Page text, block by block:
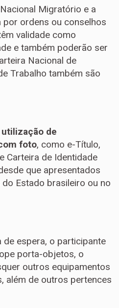
Migratório e a
ordens ou conselhos
validade como
e também poderão ser
Nacional de
Trabalho também são
utilização de
foto, como e-Título,
Carteira de Identidade
que apresentados
Estado brasileiro ou no
de espera, o participante
porta-objetos, o
outros equipamentos
além de outros pertences